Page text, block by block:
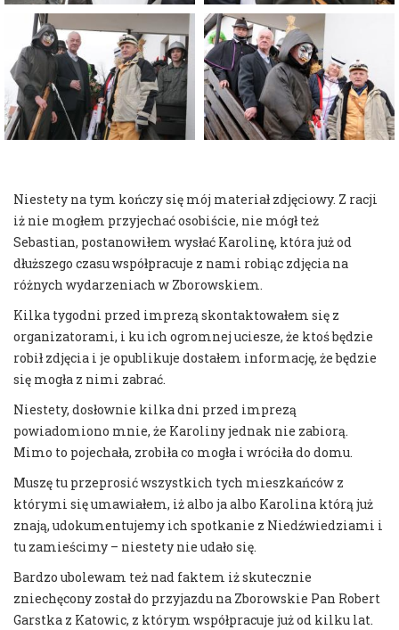
Niestety na tym kończy się mój materiał zdjęciowy. Z racji
iż nie mogłem przyjechać osobiście, nie mógł też
Sebastian, postanowiłem wysłać Karolinę, która już od
dłuższego czasu współpracuje z nami robiąc zdjęcia na
różnych wydarzeniach w Zborowskiem.
Kilka tygodni przed imprezą skontaktowałem się z
organizatorami, i ku ich ogromnej uciesze, że ktoś będzie
robił zdjęcia i je opublikuje dostałem informację, że będzie
się mogła z nimi zabrać.
Niestety, dosłownie kilka dni przed imprezą
powiadomiono mnie, że Karoliny jednak nie zabiorą.
Mimo to pojechała, zrobiła co mogła i wróciła do domu.
Muszę tu przeprosić wszystkich tych mieszkańców z
którymi się umawiałem, iż albo ja albo Karolina którą już
znają, udokumentujemy ich spotkanie z Niedźwiedziami i
tu zamieścimy – niestety nie udało się.
Bardzo ubolewam też nad faktem iż skutecznie
zniechęcony został do przyjazdu na Zborowskie Pan Robert
Garstka z Katowic, z którym współpracuje już od kilku lat.